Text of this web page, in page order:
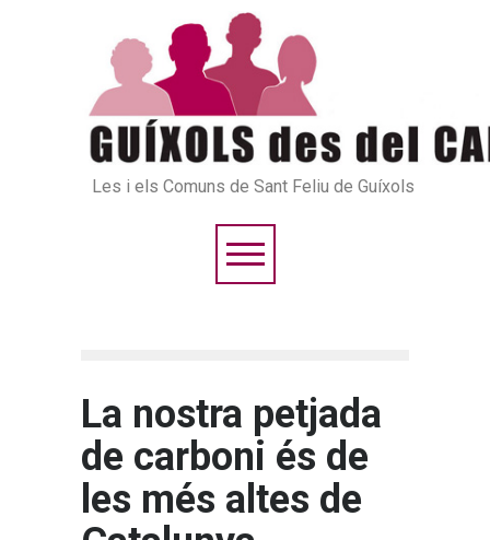
Les i els Comuns de Sant Feliu de Guíxols
La nostra petjada
de carboni és de
les més altes de